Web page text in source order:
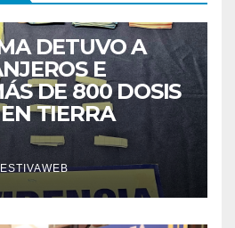
DETUVO A
E
DE 800 DOSIS
TIERRA